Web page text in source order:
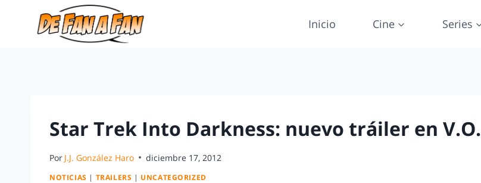
Inicio Cine Series
Star Trek Into Darkness: nuevo tráiler en V.O.
Por J.J. González Haro diciembre 17, 2012
NOTICIAS | TRAILERS | UNCATEGORIZED